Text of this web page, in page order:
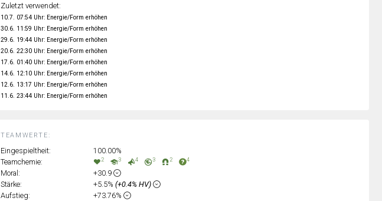
TEAMWERTE:
Eingespieltheit:
100.00%
Teamchemie:
2 3 4 3 2 4
Moral:
+30.9
Stärke:
+5.5% (+0.4% HV)
Aufstieg:
+73.76%
Zuletzt verwendet:
10.7. 07:54 Uhr: Energie/Form erhöhen
30.6. 11:59 Uhr: Energie/Form erhöhen
29.6. 19:44 Uhr: Energie/Form erhöhen
20.6. 22:30 Uhr: Energie/Form erhöhen
17.6. 01:40 Uhr: Energie/Form erhöhen
14.6. 12:10 Uhr: Energie/Form erhöhen
12.6. 13:17 Uhr: Energie/Form erhöhen
11.6. 23:44 Uhr: Energie/Form erhöhen